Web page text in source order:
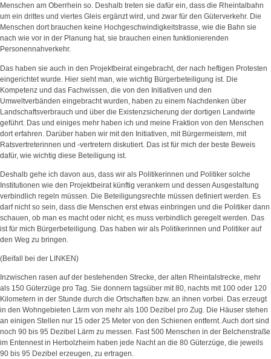
Menschen am Oberrhein so. Deshalb treten sie dafür ein, dass die Rheintalbahn
um ein drittes und viertes Gleis ergänzt wird, und zwar für den Güterverkehr. Die
Menschen dort brauchen keine Hochgeschwindigkeitstrasse, wie die Bahn sie
nach wie vor in der Planung hat, sie brauchen einen funktionierenden
Personennahverkehr.
Das haben sie auch in den Projektbeirat eingebracht, der nach heftigen Protesten
eingerichtet wurde. Hier sieht man, wie wichtig Bürgerbeteiligung ist. Die
Kompetenz und das Fachwissen, die von den Initiativen und den
Umweltverbänden eingebracht wurden, haben zu einem Nachdenken über
Landschaftsverbrauch und über die Existenzsicherung der dortigen Landwirte
geführt. Das und einiges mehr haben ich und meine Fraktion von den Menschen
dort erfahren. Darüber haben wir mit den Initiativen, mit Bürgermeistern, mit
Ratsvertreterinnen und -vertretern diskutiert. Das ist für mich der beste Beweis
dafür, wie wichtig diese Beteiligung ist.
Deshalb gehe ich davon aus, dass wir als Politikerinnen und Politiker solche
Institutionen wie den Projektbeirat künftig verankern und dessen Ausgestaltung
verbindlich regeln müssen. Die Beteiligungsrechte müssen definiert werden. Es
darf nicht so sein, dass die Menschen erst etwas einbringen und die Politiker dann
schauen, ob man es macht oder nicht; es muss verbindlich geregelt werden. Das
ist für mich Bürgerbeteiligung. Das haben wir als Politikerinnen und Politiker auf
den Weg zu bringen.
(Beifall bei der LINKEN)
Inzwischen rasen auf der bestehenden Strecke, der alten Rheintalstrecke, mehr
als 150 Güterzüge pro Tag. Sie donnern tagsüber mit 80, nachts mit 100 oder 120
Kilometern in der Stunde durch die Ortschaften bzw. an ihnen vorbei. Das erzeugt
in den Wohngebieten Lärm von mehr als 100 Dezibel pro Zug. Die Häuser stehen
an einigen Stellen nur 15 oder 25 Meter von den Schienen entfernt. Auch dort sind
noch 90 bis 95 Dezibel Lärm zu messen. Fast 500 Menschen in der Belchenstraße
im Entennest in Herbolzheim haben jede Nacht an die 80 Güterzüge, die jeweils
90 bis 95 Dezibel erzeugen, zu ertragen.